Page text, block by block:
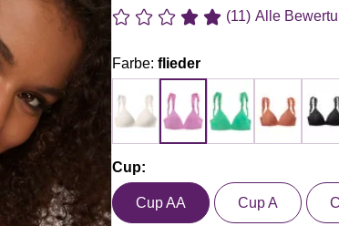
(11) Alle
Farbe: flieder
Cup:
Cup AA Cup A